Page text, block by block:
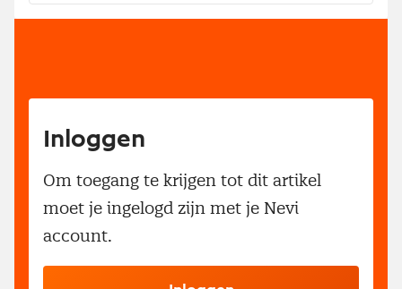
Inloggen
Om toegang te krijgen tot dit artikel
moet je ingelogd zijn met je Nevi
account.